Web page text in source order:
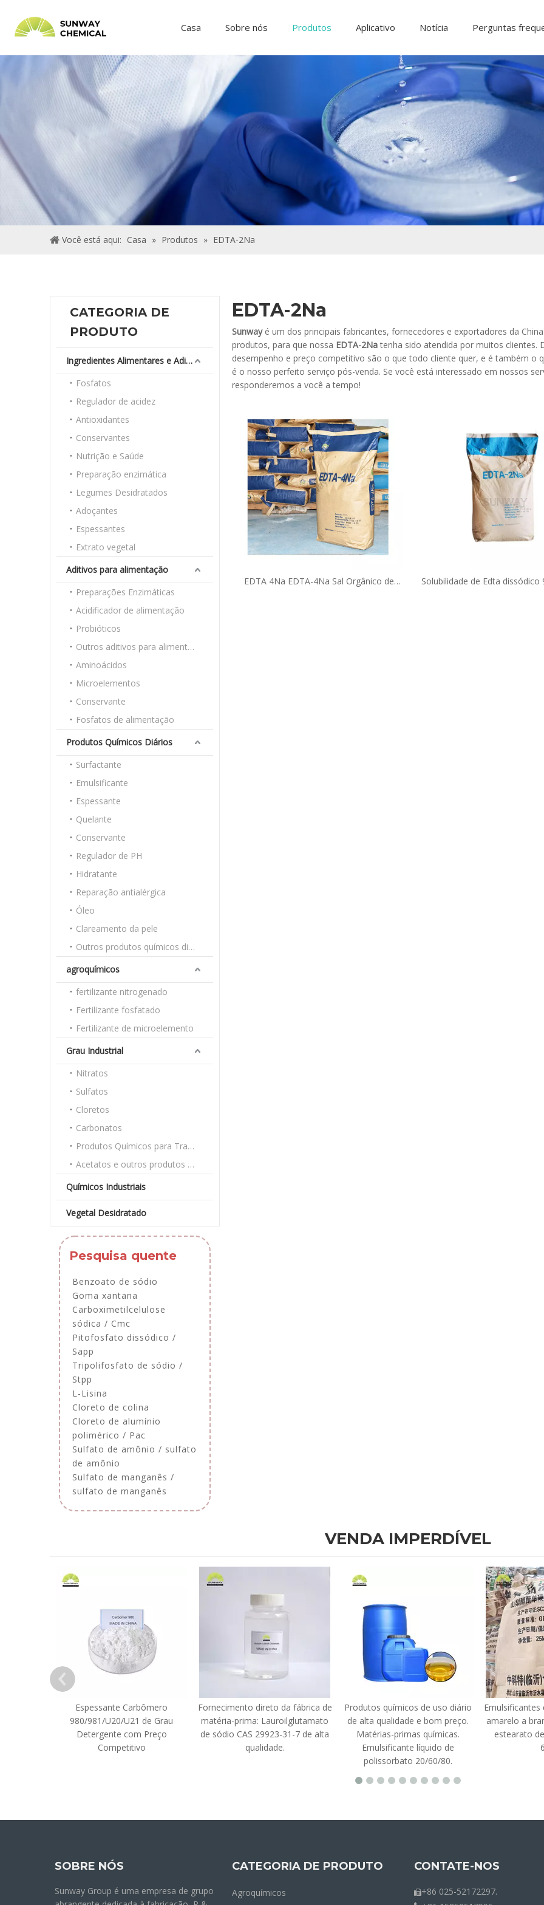
Casa Sobre nós Produtos Aplicativo Notícia Perguntas
Você está aqui: Casa » Produtos » EDTA-2Na
CATEGORIA DE
PRODUTO
Ingredientes Alimentares e Aditivos
Fosfatos
Regulador de acidez
Antioxidantes
Conservantes
Nutrição e Saúde
Preparação enzimática
Legumes Desidratados
Adoçantes
Espessantes
Extrato vegetal
Aditivos para alimentação
Preparações Enzimáticas
Acidificador de alimentação
Probióticos
Outros aditivos para alimentação
Aminoácidos
Microelementos
Conservante
Fosfatos de alimentação
Produtos Químicos Diários
Surfactante
Emulsificante
Espessante
Quelante
Conservante
Regulador de PH
Hidratante
Reparação antialérgica
Óleo
Clareamento da pele
Outros produtos químicos diários
agroquímicos
fertilizante nitrogenado
Fertilizante fosfatado
Fertilizante de microelemento
Grau Industrial
Nitratos
Sulfatos
Cloretos
Carbonatos
Produtos Químicos para Tratamento de Água
Acetatos e outros produtos químicos a granel
Químicos Industriais
Vegetal Desidratado
Pesquisa quente
Benzoato de sódio
Goma xantana
Carboximetilcelulose
sódica / Cmc
Pitofosfato dissódico /
Sapp
Tripolifosfato de sódio /
Stpp
L-Lisina
Cloreto de colina
Cloreto de alumínio
polimérico / Pac
Sulfato de amônio / sulfato
de amônio
Sulfato de manganês /
sulfato de manganês
EDTA-2Na
Sunwayé um dos principais fabricantes, fornecedores e exportadores da China
produtos, para que nossa EDTA-2Natenha sido atendida por muitos clientes.
desempenho e preço competitivo são o que todo cliente quer, e é também o
é o nosso perfeito serviço pós-venda. Se você está interessado em nossos
responderemos a você a tempo!
EDTA 4Na EDTA-4Na Sal Orgânico de
Solubilidade de Edta dissódico
VENDA IMPERDÍVEL
Espessante Carbômero
980/981/U20/U21 de Grau
Detergente com Preço
Competitivo
Fornecimento direto da fábrica de
matéria-prima: Lauroilglutamato
de sódio CAS 29923-31-7 de alta
qualidade.
Produtos químicos de uso diário
de alta qualidade e bom preço.
Matérias-primas químicas.
Emulsificante líquido de
polissorbato 20/60/80.
amarelo a
estearato
SOBRE NÓS
Sunway Group é uma empresa de grupo
CATEGORIA DE PRODUTO
Agroquímicos
CONTATE-NOS
+86 025-52172297.